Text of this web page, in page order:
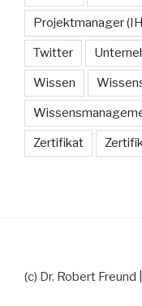
Projektmanager
Twitter
Wissen
Zertifikat
(c) Dr. Robert Freund |